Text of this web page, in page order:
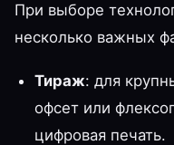
При выборе
несколько важных
Тираж: для
офсет или
цифровая печать.